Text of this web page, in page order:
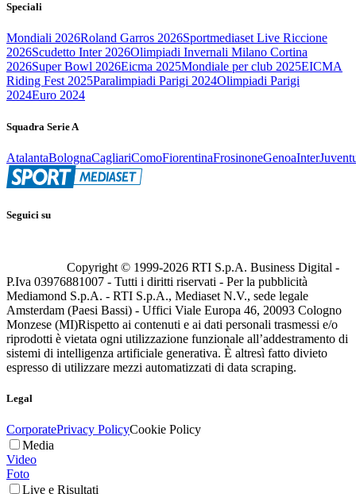
Speciali
Mondiali 2026Roland Garros 2026Sportmediaset Live Riccione
2026Scudetto Inter 2026Olimpiadi Invernali Milano Cortina
2026Super Bowl 2026Eicma 2025Mondiale per club 2025EICMA
Riding Fest 2025Paralimpiadi Parigi 2024Olimpiadi Parigi
2024Euro 2024
Squadra Serie A
AtalantaBolognaCagliariComoFiorentinaFrosinoneGenoaInter
Seguici su
Copyright © 1999-2026 RTI S.p.A. Business Digital -
P.Iva 03976881007 - Tutti i diritti riservati - Per la pubblicità
Mediamond S.p.A. - RTI S.p.A., Mediaset N.V., sede legale
Amsterdam (Paesi Bassi) - Uffici Viale Europa 46, 20093 Cologno
Monzese (MI)Rispetto ai contenuti e ai dati personali trasmessi e/o
riprodotti è vietata ogni utilizzazione funzionale all’addestramento di
sistemi di intelligenza artificiale generativa. È altresì fatto divieto
espresso di utilizzare mezzi automatizzati di data scraping.
Legal
CorporatePrivacy PolicyCookie Policy
Media
Video
Foto
Live e Risultati